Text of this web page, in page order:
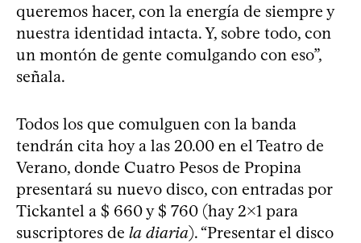
queremos hacer, con la energía de siempre y
nuestra identidad intacta. Y, sobre todo, con
un montón de gente comulgando con eso”,
señala.
Todos los que comulguen con la banda
tendrán cita hoy a las 20.00 en el Teatro de
Verano, donde Cuatro Pesos de Propina
presentará su nuevo disco, con entradas por
Tickantel a $ 660 y $ 760 (hay 2x1 para
suscriptores de la diaria). “Presentar el disco